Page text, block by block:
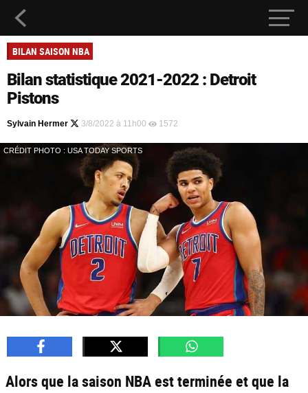
BILAN SAISON NBA
Bilan statistique 2021-2022 : Detroit
Pistons
Sylvain Hermer 3/8/2022 à 11h00 1572
CRÉDIT PHOTO : USA TODAY SPORTS
Alors que la saison NBA est terminée et que la